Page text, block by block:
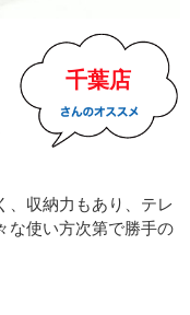
千葉店
、収納力もあり、テレ
な使い方次第で勝手の